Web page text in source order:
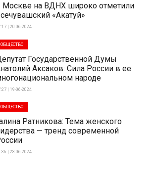
Москве на ВДНХ широко отметили
«Акатуй»
| 20-06-2024
ОБЩЕСТВО
Государственной Думы
Аксаков: Сила России в ее
народе
| 19-06-2024
ОБЩЕСТВО
Ратникова: Тема женского
— тренд современной
| 23-06-2024